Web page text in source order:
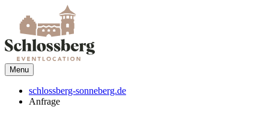
Menu
schlossberg-sonneberg.de
Anfrage